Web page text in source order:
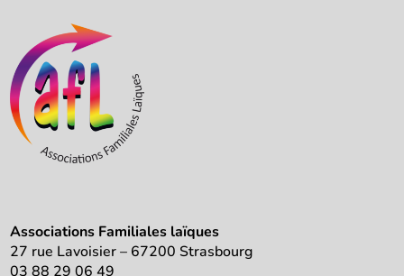
Associations Familiales laïques
27 rue Lavoisier – 67200 Strasbourg
03 88 29 06 49